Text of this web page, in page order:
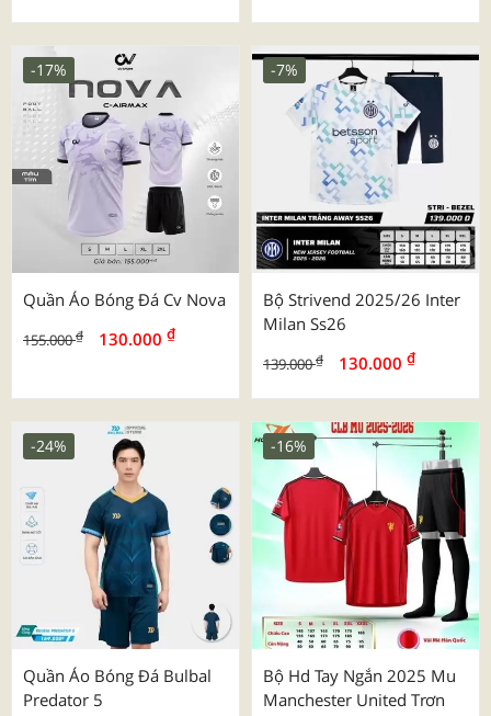
Quần Áo Bóng Đá Cv Nova
155.000₫ 130.000 ₫
-17%
Bộ Strivend 2025/26 Inter
Milan Ss26
139.000₫ 130.000 ₫
-7%
Quần Áo Bóng Đá Bulbal
Predator 5
-24%
Bộ Hd Tay Ngắn 2025 Mu
Manchester United Trơn
-16%